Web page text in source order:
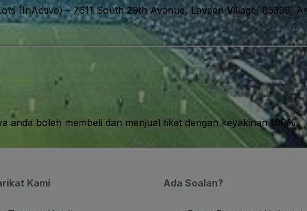
(InActive)-7611 South 29th Avenue, Laveen Village, 85339,
anda boleh membeli dan menjual tiket dengan keyakinan 100%.
Kami Ada Soalan?